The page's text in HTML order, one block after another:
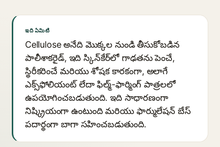
ఇది ఏమిటి
Cellulose అనేది మొక్కల నుండి తీసుకోబడిన
పాలీశాకరైడ్, ఇది స్కిన్‌కేర్‌లో గాఢతను పెంచే,
స్థిరీకరించే మరియు శోషక కారకంగా, అలాగే
ఎక్స్‌ఫోలియంట్ లేదా ఫిల్మ్-ఫార్మింగ్ పాత్రలలో
ఉపయోగించబడుతుంది. ఇది సాధారణంగా
నిష్క్రియంగా ఉంటుంది మరియు ఫార్ములేషన్ బేస్
పదార్థంగా బాగా సహించబడుతుంది.